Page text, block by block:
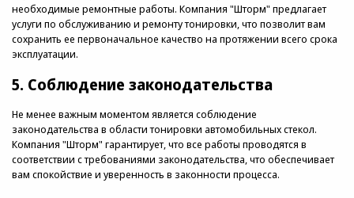
необходимые ремонтные работы. Компания "Шторм" предлагает
услуги по обслуживанию и ремонту тонировки, что позволит вам
сохранить ее первоначальное качество на протяжении всего срока
эксплуатации.
5. Соблюдение законодательства
Не менее важным моментом является соблюдение
законодательства в области тонировки автомобильных стекол.
Компания "Шторм" гарантирует, что все работы проводятся в
соответствии с требованиями законодательства, что обеспечивает
вам спокойствие и уверенность в законности процесса.